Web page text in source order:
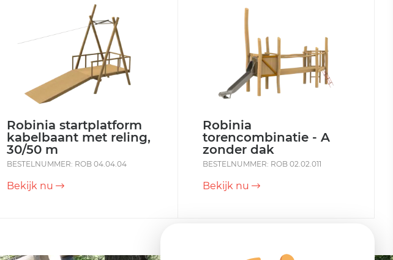
Robinia startplatform
kabelbaant met reling,
30/50 m
BESTELNUMMER: ROB 04.04.04
Bekijk nu
Robinia
torencombinatie - A
zonder dak
BESTELNUMMER: ROB 02.02.011
Bekijk nu